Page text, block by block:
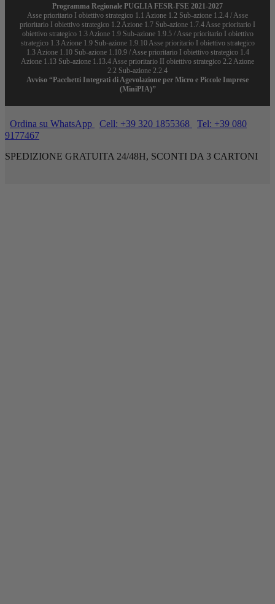
Programma Regionale PUGLIA FESR-FSE 2021-2027
Asse prioritario I obiettivo strategico 1.1 Azione 1.2 Sub-azione 1.2.4 / Asse
prioritario I obiettivo strategico 1.2 Azione 1.7 Sub-azione 1.7.4 Asse prioritario I
obiettivo strategico 1.3 Azione 1.9 Sub-azione 1.9.5 / Asse prioritario I obiettivo
strategico 1.3 Azione 1.9 Sub-azione 1.9.10 Asse prioritario I obiettivo strategico
1.3 Azione 1.10 Sub-azione 1.10.9 / Asse prioritario I obiettivo strategico 1.4
Azione 1.13 Sub-azione 1.13.4 Asse prioritario II obiettivo strategico 2.2 Azione
2.2 Sub-azione 2.2.4
Avviso “Pacchetti Integrati di Agevolazione per Micro e Piccole Imprese
(MiniPIA)”
Ordina su WhatsApp Cell: +39 320 1855368
Tel: +39 080
9177467
SPEDIZIONE GRATUITA 24/48H, SCONTI DA 3 CARTONI